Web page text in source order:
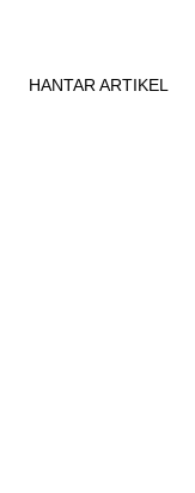
HANTAR ARTIKEL